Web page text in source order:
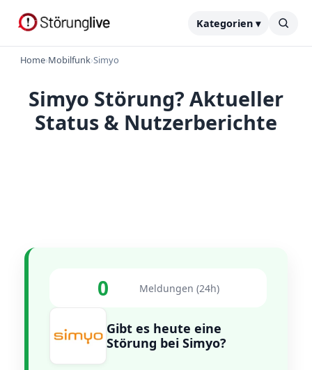
Kategorien ▾
Home›Mobilfunk›Simyo
Simyo Störung? Aktueller
Status & Nutzerberichte
0 Meldungen (24h)
Gibt es heute eine
Störung bei Simyo?